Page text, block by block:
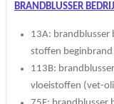
BRANDBLUSSER
13A: brandblusser
stoffen
113B:
vloeistoffen (vet-